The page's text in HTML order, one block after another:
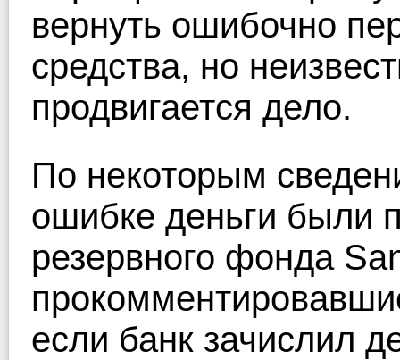
вернуть ошибочно
средства, но
продвигается дело.
По некоторым
ошибке деньги были
резервного фонда
если банк зачислил